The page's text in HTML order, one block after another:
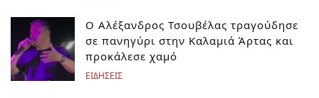
Ο Αλέξανδρος Τσουβέλας τραγούδησε
σε πανηγύρι στην Καλαμιά Άρτας και
προκάλεσε χαμό
ΕΙΔΗΣΕΙΣ